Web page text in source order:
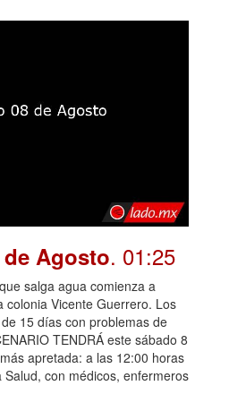
Agosto. 01:25
salga agua comienza a
colonia Vicente Guerrero. Los
15 días con problemas de
TENDRÁ este sábado 8
apretada: a las 12:00 horas
con médicos, enfermeros